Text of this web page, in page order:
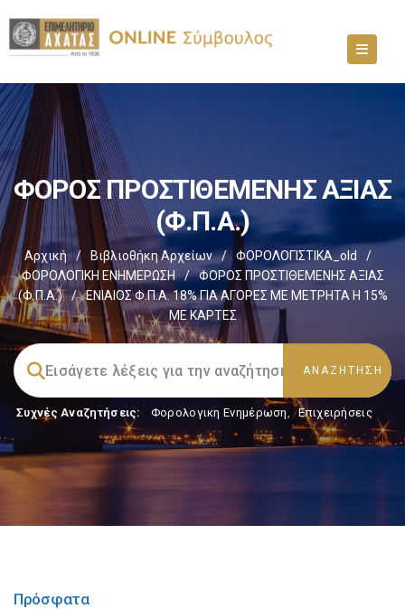
ΦΟΡΟΣ ΠΡΟΣΤΙΘΕΜΕΝΗΣ ΑΞΙΑΣ
(Φ.Π.Α.)
Αρχική / Βιβλιοθήκη Αρχείων / ΦΟΡΟΛΟΓΙΣΤΙΚΑ_old
/
ΦΟΡΟΛΟΓΙΚΗ ΕΝΗΜΕΡΩΣΗ
/
ΦΟΡΟΣ ΠΡΟΣΤΙΘΕΜΕΝΗΣ ΑΞΙΑΣ
(Φ.Π.Α.)
/
ΕΝΙΑΙΟΣ Φ.Π.Α. 18% ΓΙΑ ΑΓΟΡΕΣ ΜΕ ΜΕΤΡΗΤΑ Η 15%
ΜΕ ΚΑΡΤΕΣ
Συχνές Αναζητήσεις: Φορολογικη Ενημέρωση, Επιχειρήσεις
Πρόσφατα